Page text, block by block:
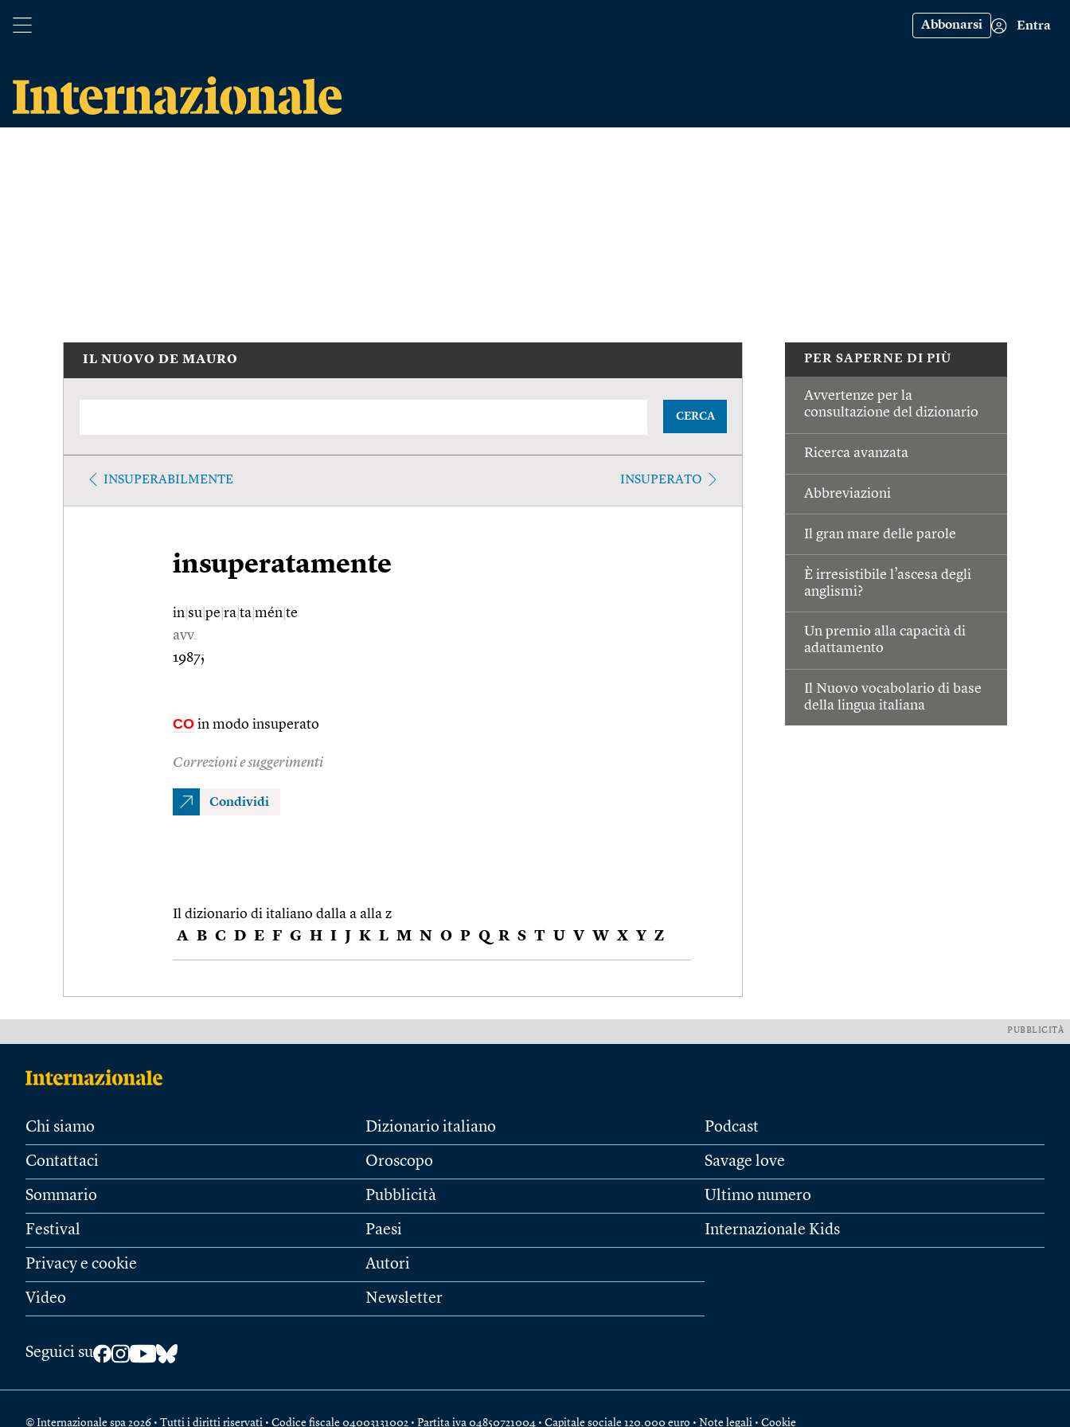
Abbonarsi Entra
PER SAPERNE DI PIÙ
Avvertenze per la
consultazione del dizionario
Ricerca avanzata
Abbreviazioni
Il gran mare delle parole
È irresistibile l’ascesa degli
anglismi?
Un premio alla capacità di
adattamento
Il Nuovo vocabolario di base
della lingua italiana
IL NUOVO DE MAURO
CERCA
INSUPERABILMENTE INSUPERATO
insuperatamente
in su pe ra ta mén te
avv.
1987;
CO in modo insuperato
Correzioni e suggerimenti
Condividi
Il dizionario di italiano dalla a alla z
A B C D E F G H I J K L M N O P Q R S T U V W X Y Z
PUBBLICITÀ
Chi siamo
Contattaci
Sommario
Festival
Privacy e cookie
Video
Dizionario italiano
Oroscopo
Pubblicità
Paesi
Autori
Newsletter
Podcast
Savage love
Ultimo numero
Internazionale Kids
Seguici su
© Internazionale spa 2026 • Tutti i diritti riservati • Codice fiscale 04003131002 • Partita iva 04850721004 • Capitale sociale 120.000 euro • Note legali • Cookie